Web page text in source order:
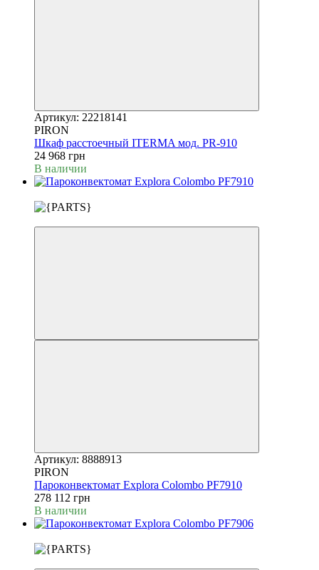
Артикул: 22218141
PIRON
Шкаф расстоечный ITERMA мод. PR-910
24 968 грн
В наличии
Артикул: 8888913
PIRON
Пароконвектомат Explora Colombo PF7910
278 112 грн
В наличии